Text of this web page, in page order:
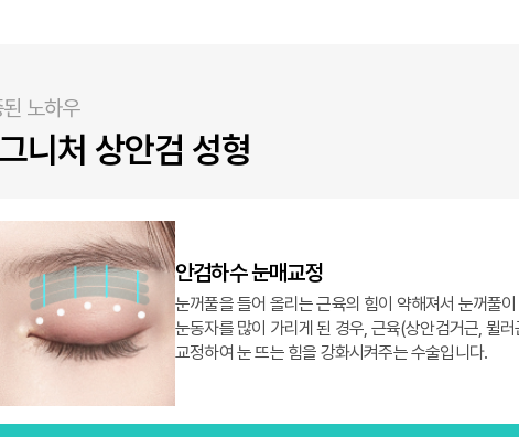
노하우
니처 상안검 성형
안검하수 눈매교정
눈꺼풀을 들어 올리는 근육의 힘이 약해져서 눈꺼풀이
눈동자를 많이 가리게 된 경우, 근육(상안검거근, 뮐
교정하여 눈 뜨는 힘을 강화시켜주는 수술입니다.